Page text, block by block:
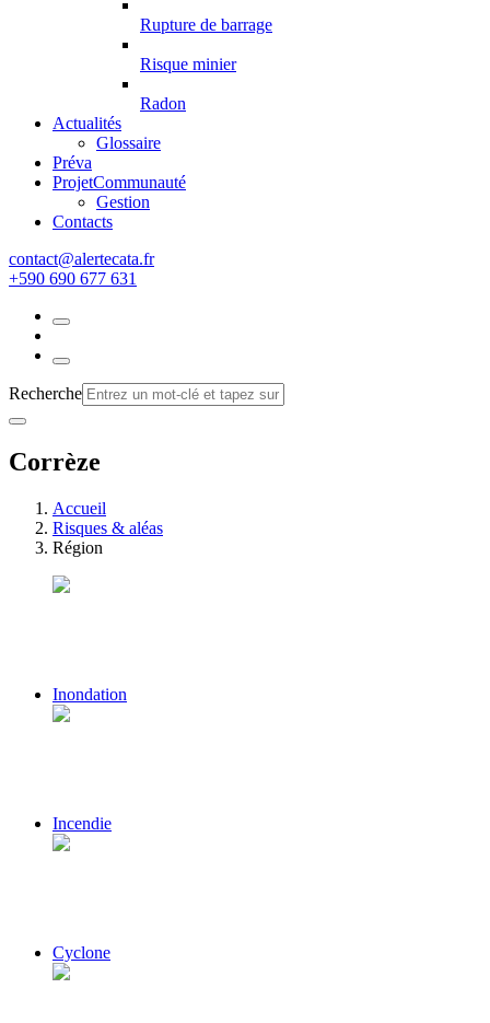
Rupture de barrage
Risque minier
Radon
Actualités
Glossaire
Préva
ProjetCommunauté
Gestion
Contacts
rf.atacetrela@tcatnoc
+590 690 677 631
Recherche
Corrèze
Accueil
Risques & aléas
Région
Inondation
Incendie
Cyclone